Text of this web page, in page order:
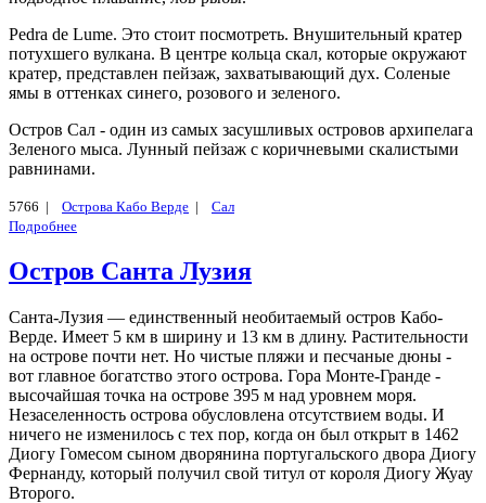
Pedra de Lume. Это стоит посмотреть. Внушительный кратер
потухшего вулкана. В центре кольца скал, которые окружают
кратер, представлен пейзаж, захватывающий дух. Соленые
ямы в оттенках синего, розового и зеленого.
Остров Сал - один из самых засушливых островов архипелага
Зеленого мыса. Лунный пейзаж с коричневыми скалистыми
равнинами.
5766 | Острова Кабо Верде |
Сал
Подробнее
Остров Санта Лузия
Санта-Лузия — единственный необитаемый остров Кабо-
Верде. Имеет 5 км в ширину и 13 км в длину. Растительности
на острове почти нет. Но чистые пляжи и песчаные дюны -
вот главное богатство этого острова. Гора Монте-Гранде -
высочайшая точка на острове 395 м над уровнем моря.
Незаселенность острова обусловлена отсутствием воды. И
ничего не изменилось с тех пор, когда он был открыт в 1462
Диогу Гомесом сыном дворянина португальского двора Диогу
Фернанду, который получил свой титул от короля Диогу Жуау
Второго.